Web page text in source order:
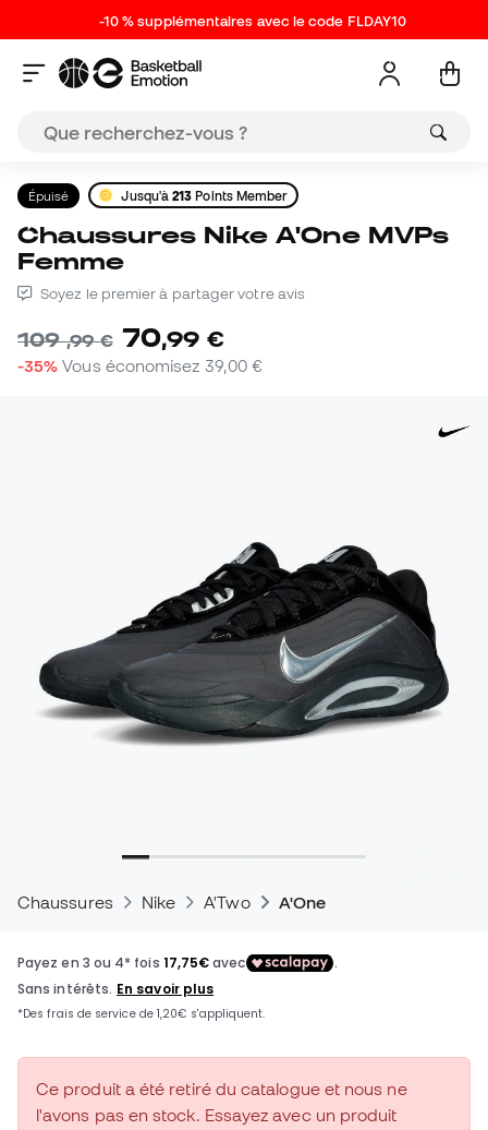
-10 % supplémentaires avec le code FLDAY10
Épuisé Jusqu'à213 Points Member
Chaussures Nike A'One MVPs
Femme
Soyez le premier à partager votre avis
109,99 € 70,99 €
-35% Vous économisez 39,00 €
Chaussures Nike A'Two A'One
Ce produit a été retiré du catalogue et nous ne
l'avons pas en stock. Essayez avec un produit